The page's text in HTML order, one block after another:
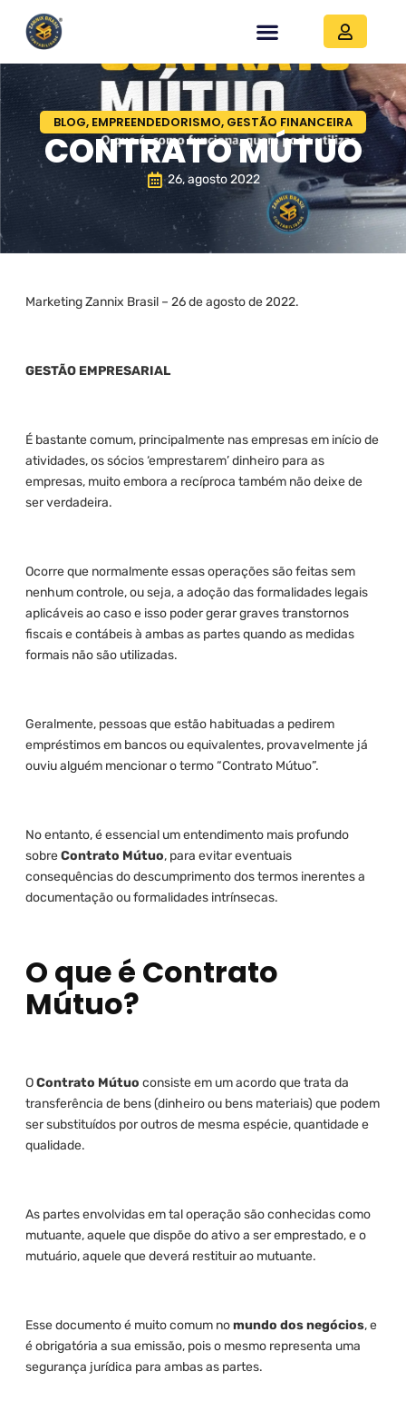
BLOG, EMPREENDEDORISMO, GESTÃO FINANCEIRA
CONTRATO MÚTUO
26, agosto 2022
Marketing Zannix Brasil – 26 de agosto de 2022.
GESTÃO EMPRESARIAL
É bastante comum, principalmente nas empresas em início de
atividades, os sócios ‘emprestarem’ dinheiro para as
empresas, muito embora a recíproca também não deixe de
ser verdadeira.
Ocorre que normalmente essas operações são feitas sem
nenhum controle, ou seja, a adoção das formalidades legais
aplicáveis ao caso e isso poder gerar graves transtornos
fiscais e contábeis à ambas as partes quando as medidas
formais não são utilizadas.
Geralmente, pessoas que estão habituadas a pedirem
empréstimos em bancos ou equivalentes, provavelmente já
ouviu alguém mencionar o termo “Contrato Mútuo”.
No entanto, é essencial um entendimento mais profundo
sobreContrato Mútuo, para evitar eventuais
consequências do descumprimento dos termos inerentes a
documentação ou formalidades intrínsecas.
O que é Contrato
Mútuo?
OContrato Mútuo consiste em um acordo que trata da
transferência de bens (dinheiro ou bens materiais) que podem
ser substituídos por outros de mesma espécie, quantidade e
qualidade.
As partes envolvidas em tal operação são conhecidas como
mutuante, aquele que dispõe do ativo a ser emprestado, e o
mutuário, aquele que deverá restituir ao mutuante.
Esse documento é muito comum nomundo dos negócios, e
é obrigatória a sua emissão, pois o mesmo representa uma
segurança jurídica para ambas as partes.